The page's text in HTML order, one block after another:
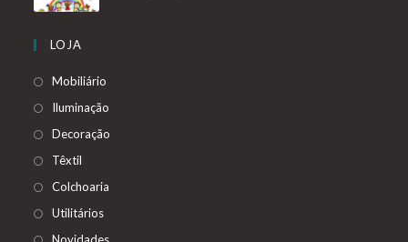
LOJA
Mobiliário
Iluminação
Decoração
Têxtil
Colchoaria
Utilitários